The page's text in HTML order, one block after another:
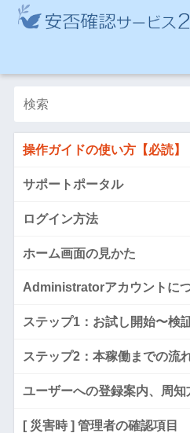
操作ガイドの使い方【必読】
サポートポータル
ログイン方法
ホーム画面の見かた
Administratorアカウントに
ステップ1：お試し開始〜検
ステップ2：本稼働までの流
ユーザーへの登録案内、周知
[ 災害時 ] 管理者の確認項目